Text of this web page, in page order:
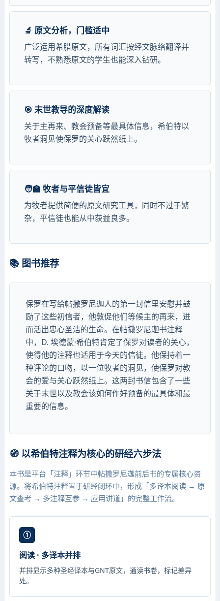
🔬 原文分析，门槛适中
广泛运用希腊原文，所有词汇按经文脉络翻译并
转写，不熟悉原文的学生也能深入钻研。
🎯 末世教导的深度解读
关于主再来、教会预备等最具体信息，希伯特以
牧者洞见使保罗的关心跃然纸上。
🧑‍🏫 牧者与平信徒皆宜
为牧者提供简便的原文研究工具，同时不过于繁
杂，平信徒也能从中获益良多。
📚 图书推荐
保罗在写给帖撒罗尼迦人的第一封信里安慰并鼓
励了这些初信者，他敦促他们等候主的再来，进
而活出忠心圣洁的生命。在帖撒罗尼迦书注释
中，D. 埃德蒙·希伯特肯定了保罗对读者的关心，
使得他的注释也适用于今天的信徒。他保持着一
种评论的口吻，以一位牧者的洞见，使保罗对教
会的爱与关心跃然纸上。这两封书信包含了一些
关于末世以及教会该如何作好预备的最具体和最
重要的信息。
🧭 以希伯特注释为核心的研经六步法
本书是平台「注释」环节中帖撒罗尼迦前后书的专属核心资
源。将希伯特注释置于研经闭环中，形成「多译本阅读 → 原
文查考 → 多注释互参 → 应用讲道」的完整工作流。
①
阅读 · 多译本并排
并排显示多种圣经译本与GNT原文，通读书卷，标记差异
处。